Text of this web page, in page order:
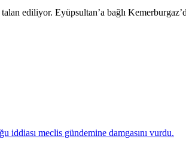
ediliyor. Eyüpsultan’a bağlı
iddiası meclis gündemine damgasını vurdu.